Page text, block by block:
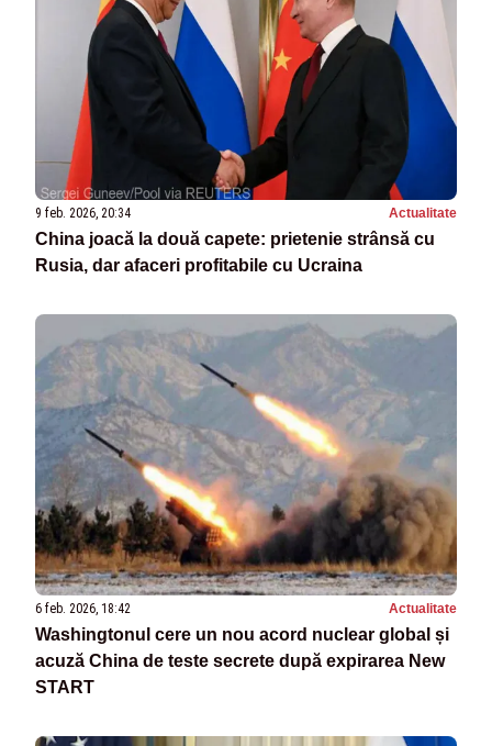
9 feb. 2026, 20:34 Actualitate
China joacă la două capete: prietenie strânsă cu
Rusia, dar afaceri profitabile cu Ucraina
6 feb. 2026, 18:42 Actualitate
Washingtonul cere un nou acord nuclear global și
acuză China de teste secrete după expirarea New
START